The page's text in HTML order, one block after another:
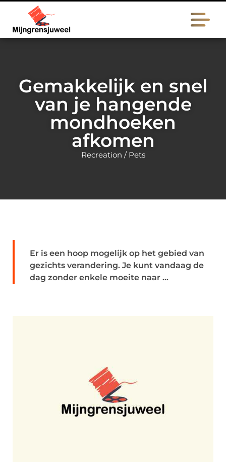
Gemakkelijk en snel
van je hangende
mondhoeken
afkomen
Recreation / Pets
Er is een hoop mogelijk op het gebied van
gezichts verandering. Je kunt vandaag de
dag zonder enkele moeite naar ...